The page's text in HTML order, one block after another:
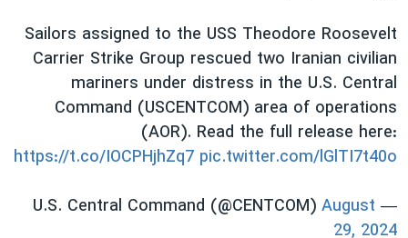
صفحه‌های ویژه
سفر پرزیدنت ترامپ به چین
Sailors assigned to the USS Theodore Roosevelt
Carrier Strike Group rescued two Iranian civilian
mariners under distress in the U.S. Central
Command (USCENTCOM) area of operations
(AOR). Read the full release here:
https://t.co/IOCPHjhZq7 pic.twitter.com/lGlTI7t40o
— U.S. Central Command (@CENTCOM)
August
29, 2024